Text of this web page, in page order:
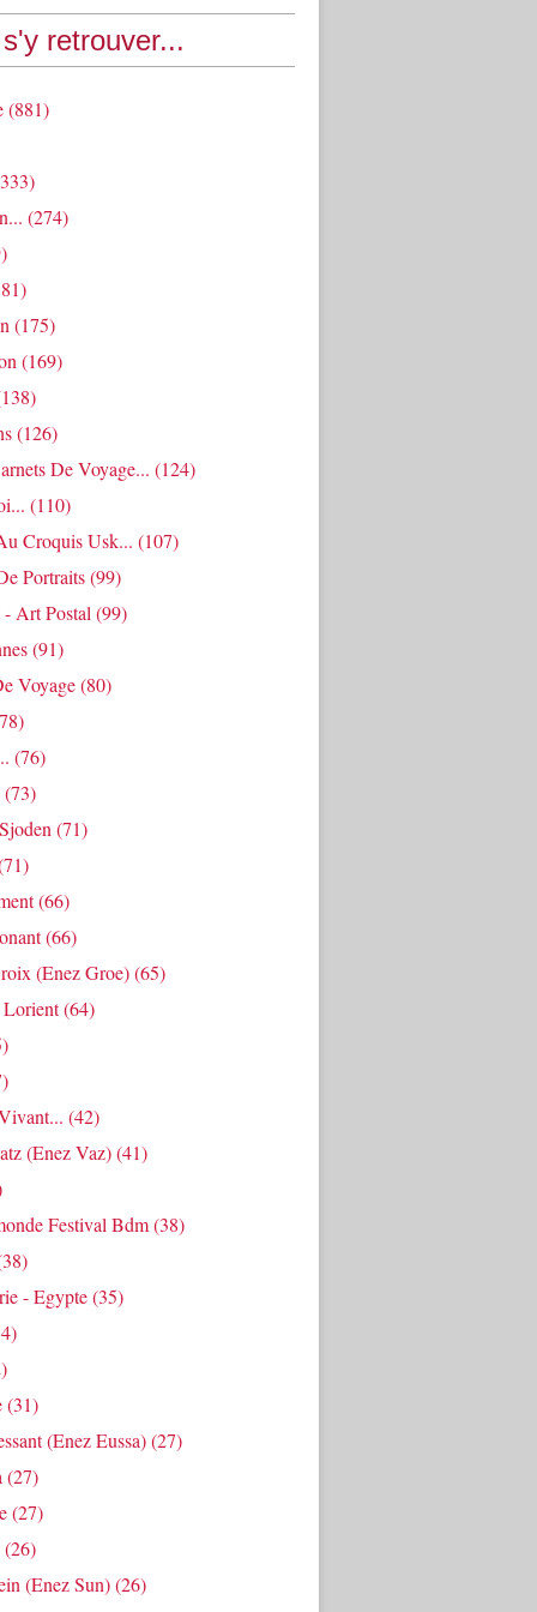
retrouver...
(881)
(274)
(175)
(169)
(126)
De Voyage... (124)
(110)
Croquis Usk... (107)
Portraits(99)
Art Postal (99)
(91)
Voyage(80)
(76)
(73)
(71)
(66)
(66)
(enez Groe)(65)
Lorient(64)
(42)
(enez Vaz)(41)
Festival Bdm(38)
- Egypte(35)
(31)
(enez Eussa)(27)
(27)
(27)
(26)
(enez Sun)(26)